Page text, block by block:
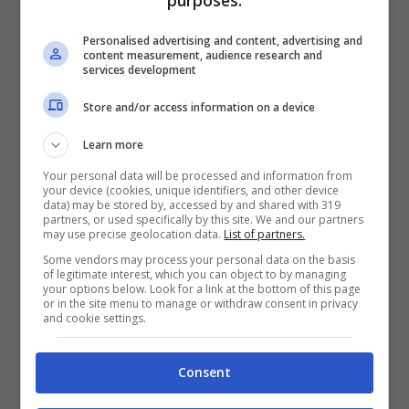
Fonte: Pixabay – VideoGiochi.com
L’innovazione principale riguarda
l’introduzione nello standard Qi2 del nuovo
Magnetic Power Profile, sviluppata dal
Personalised advertising and content, advertising and
content measurement, audience research and
services development
Store and/or access information on a device
Learn more
Your personal data will be processed and information from
your device (cookies, unique identifiers, and other device
data) may be stored by, accessed by and shared with 319
partners, or used specifically by this site. We and our partners
may use precise geolocation data. List of partners.
Some vendors may process your personal data on the basis
of legitimate interest, which you can object to by managing
your options below. Look for a link at the bottom of this page
or in the site menu to manage or withdraw consent in privacy
and cookie settings.
Consent